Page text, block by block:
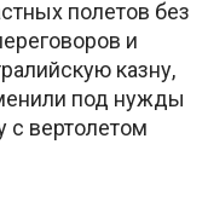
полетов без
и
казну,
под нужды
с вертолетом